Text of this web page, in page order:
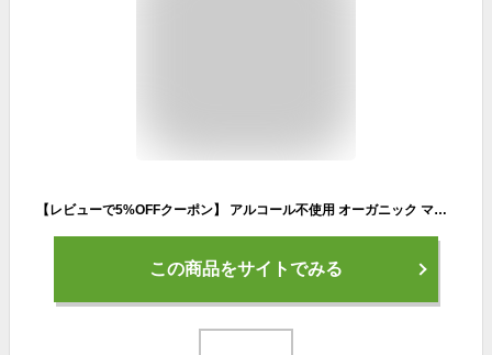
【レビューで5%OFFクーポン】 アルコール不使用 オーガニック マヌカハニー ＆ プロポリス スプレー 30ml 24 オーガニックデイズ ( ノンアルコール マヌカ MG850+ 携帯 のどスプレー アルコールフリー 子供 ) 【 熨斗対応不可/メール便不可 】
この商品をサイトでみる